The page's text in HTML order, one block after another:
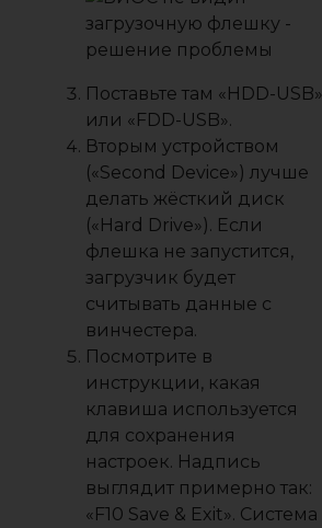
Поставьте там «HDD-USB»
или «FDD-USB».
Вторым устройством
(«Second Device») лучше
делать жёсткий диск
(«Hard Drive»). Если
флешка не запустится,
загрузчик будет
считывать данные с
винчестера.
Посмотрите в
инструкции, какая
клавиша используется
для сохранения
настроек. Надпись
выглядит примерно так:
«F10 Save & Exit». Система